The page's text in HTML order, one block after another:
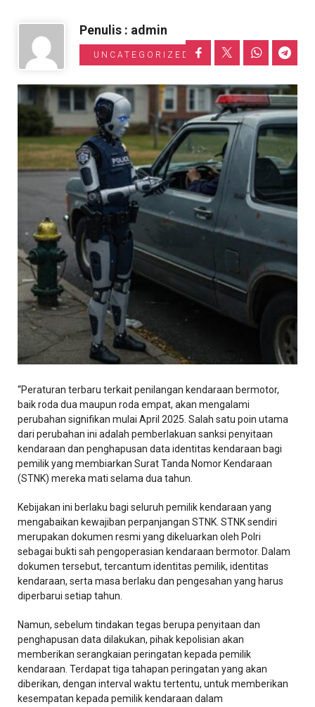
Penulis : admin
UNCATEGORIZED
“Peraturan terbaru terkait penilangan kendaraan bermotor,
baik roda dua maupun roda empat, akan mengalami
perubahan signifikan mulai April 2025. Salah satu poin utama
dari perubahan ini adalah pemberlakuan sanksi penyitaan
kendaraan dan penghapusan data identitas kendaraan bagi
pemilik yang membiarkan Surat Tanda Nomor Kendaraan
(STNK) mereka mati selama dua tahun.
Kebijakan ini berlaku bagi seluruh pemilik kendaraan yang
mengabaikan kewajiban perpanjangan STNK. STNK sendiri
merupakan dokumen resmi yang dikeluarkan oleh Polri
sebagai bukti sah pengoperasian kendaraan bermotor. Dalam
dokumen tersebut, tercantum identitas pemilik, identitas
kendaraan, serta masa berlaku dan pengesahan yang harus
diperbarui setiap tahun.
Namun, sebelum tindakan tegas berupa penyitaan dan
penghapusan data dilakukan, pihak kepolisian akan
memberikan serangkaian peringatan kepada pemilik
kendaraan. Terdapat tiga tahapan peringatan yang akan
diberikan, dengan interval waktu tertentu, untuk memberikan
kesempatan kepada pemilik kendaraan dalam